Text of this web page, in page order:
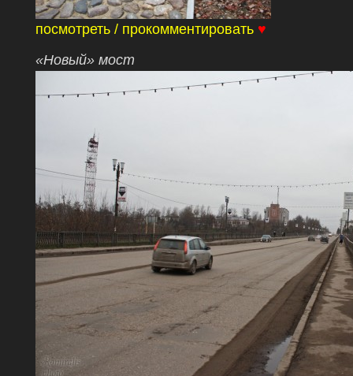
посмотреть / прокомментировать ♥
«Новый» мост